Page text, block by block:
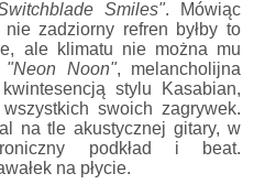
Smiles". Mówiąc
zadziorny refren byłby to
ale klimatu nie można mu
"Neon Noon", melancholijna
stylu Kasabian,
swoich zagrywek.
na tle akustycznej gitary, w
podkład i beat.
na płycie.